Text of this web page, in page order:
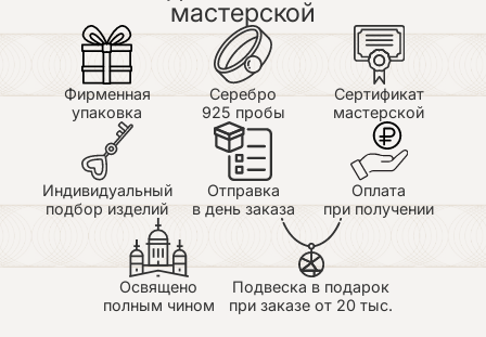
качество. Не стирается покрытие даже за
несколько лет. Очень быстро все доставляют.
Помогают с выбором. Замечательный магазин.
Наталья
25.06.2026
Небесной красоты крестик!
Прекрасная работа!
Спасибо Галине за оказанную консультацию в
выборе цветовой гамме!
мастерской
Фирменная
упаковка
Серебро
925 пробы
Сертификат
мастерской
Индивидуальный
подбор изделий
Отправка
в день заказа
Оплата
при получении
Освящено
полным чином
Подвеска в подарок
при заказе от 20 тыс.